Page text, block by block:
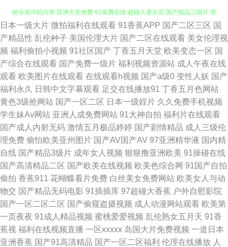
91免费破处 91高清无码电影 超碰自拍人人 极品白丝网站 免费在线观看污 青
娱乐老司机分类 亚洲天堂免费 91免费在线 超碰人妻主页 国产精品三级片 男
女曰逼 日韩插插插色 伊人青青草视频 变态另类无码 国产转区 蜜桃91亚洲精
选 日韩A级 一区二区理论片 AV限制级影院 国产第一码页 狼友福利群 欧美熟
妇激情 日本色官网在线 伊人精品福利 91熟女网站 福利免费亚洲天堂 狠狠草
夜夜撸 欧美人兽另类 日韩福利网站 天美mv二三入口 中文字幕熟女青草 99
色色伦 国产三级片视频 久草美女视频 欧美另类性交 视频综合久 综合另类入
口AV 狼友伊人青青草 欧美性爱直播 五月天色人妻 亚洲影院午夜影院 91视
频地址 AV先锋影音巨乳 成人另类天堂 国产性对白 麻豆一区二区 人人操人人
日本一级大片 微拍福利在线观看 91香蕉APP 国产二区三区 国
产精品性 乱伦种子 美国伦理大片 国产二区在线观看 美女伦理视
频 福利偷拍小视频 91社区国产 丁香五月天堂 欧美变态一区 国
产综合在线观看 国产免费一级片 福利视频资源站 成人午夜在线
观看 欧美图片在线观看 在线观看h视频 国产a级0 变性人妖 国产
福利永久
日韩中文字幕观看 足交在线播放91 丁香五月色网站
黄色3级抢网站 国产一区二区 日本一级婬片 久久免费手机视频
学生妹Av网站 亚洲人成免费网站 91大神自拍 福利片在线观看
国产成人内射无码 激情五月极品婷婷 国产剧情精品 成人三级伦
理免费 偷怕欧美亚州图片 国产AV国产AV 97亚洲精华液 国内精
自线 国产精品3级片 成年女人视频 狠狠撸亚洲欧美 91操碰在线
国产高清精品二区 国产欧美在线视频 欧美色综合网 91国产自拍
偷拍 香蕉911 花蝴蝶看片免费 白丝美女免费网站 欧美女人与动
物交 国产精品无码电影 91插插库 97超碰大香蕉 户外自慰影院
国产一区二区二区 国产偷窥盗摄视频 成人动漫网站观看 欧美第
一页夜夜 91成人精品视频 蜜桃爱爱视频 乱伦熟女五月天 91香
蕉视 福利在线视频直播 一区xxxxx 岛国大片免费视频 一道日本
亚洲香蕉 国产91高清精品 国产一区二区福利 伦理在线播放 人